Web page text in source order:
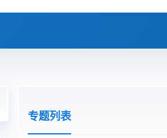
专题列表